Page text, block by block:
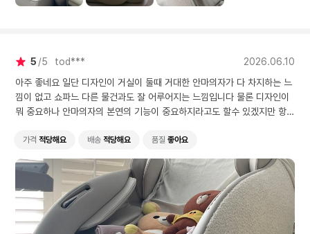
있는 물건도 아니니 눈으로
안마기능이 뒤쳐지거나 하지
않고 아주 알아수 스캔하면
서 편하게 사용하고 있습니
다
5 5 tod***
2026.06.10
아주 좋네요 일단 디자인이 거실이 둘때 거대한 안마의자가 다 차지하는 느
낌이 없고 쇼파느 다른 물건과도 잘 어루어지는 느낌입니다 물론 디자인이
뭐 중요하나 안마의자의 본연의 기능이 중요하지라고도 할수 있겠지만 항상
로 볼때도 즣거워야하기에 디자인도 중요하다고 생각하는데 너무 이쁩니다
사용하고 있습니다
가격 적당해요 배송 적당해요 품질 좋아요